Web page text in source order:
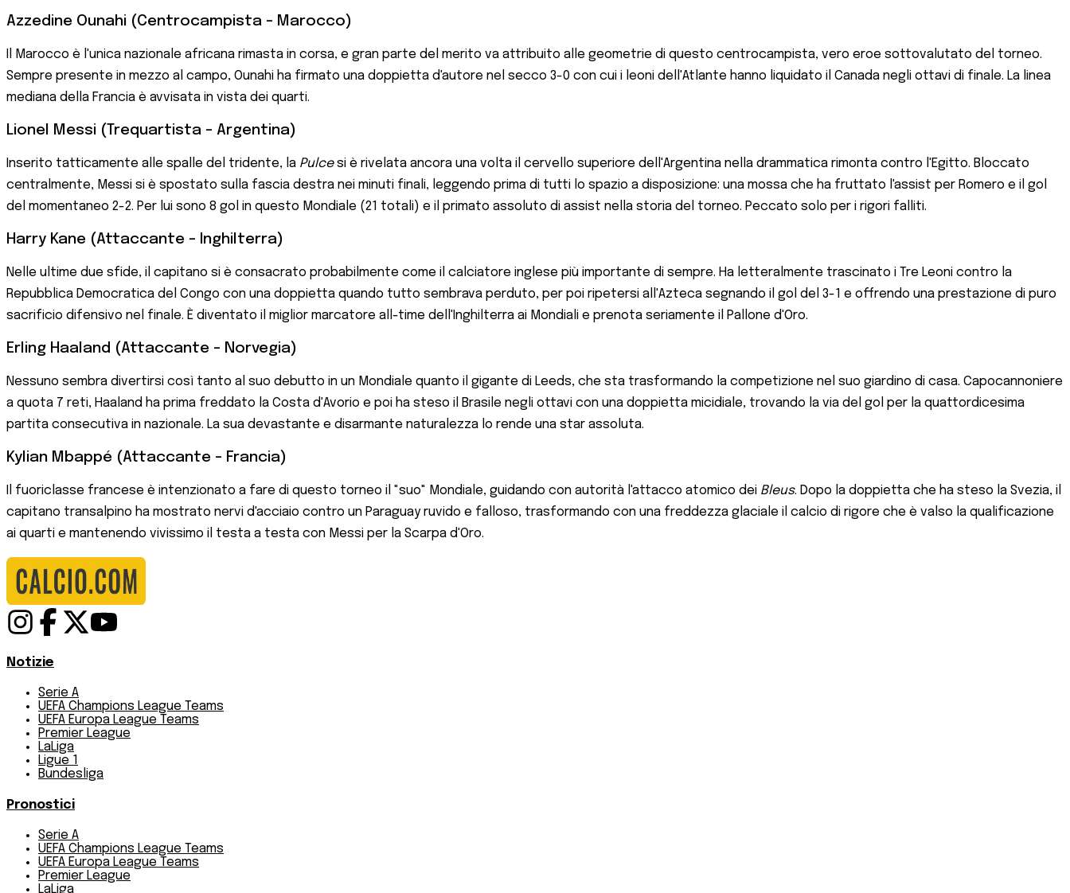
Azzedine Ounahi (Centrocampista - Marocco)
Il Marocco è l'unica nazionale africana rimasta in corsa, e gran parte del merito va attribuito alle geometrie di questo centrocampista, vero eroe sottovalutato del torneo.
Sempre presente in mezzo al campo, Ounahi ha firmato una doppietta d'autore nel secco 3-0 con cui i leoni dell'Atlante hanno liquidato il Canada negli ottavi di finale. La linea
mediana della Francia è avvisata in vista dei quarti.
Lionel Messi (Trequartista - Argentina)
Inserito tatticamente alle spalle del tridente, la Pulcesi è rivelata ancora una volta il cervello superiore dell'Argentina nella drammatica rimonta contro l'Egitto. Bloccato
centralmente, Messi si è spostato sulla fascia destra nei minuti finali, leggendo prima di tutti lo spazio a disposizione: una mossa che ha fruttato l'assist per Romero e il gol
del momentaneo 2-2. Per lui sono 8 gol in questo Mondiale (21 totali) e il primato assoluto di assist nella storia del torneo. Peccato solo per i rigori falliti.
Harry Kane (Attaccante - Inghilterra)
Nelle ultime due sfide, il capitano si è consacrato probabilmente come il calciatore inglese più importante di sempre. Ha letteralmente trascinato i Tre Leoni contro la
Repubblica Democratica del Congo con una doppietta quando tutto sembrava perduto, per poi ripetersi all'Azteca segnando il gol del 3-1 e offrendo una prestazione di puro
sacrificio difensivo nel finale. È diventato il miglior marcatore all-time dell'Inghilterra ai Mondiali e prenota seriamente il Pallone d'Oro.
Erling Haaland (Attaccante - Norvegia)
Nessuno sembra divertirsi così tanto al suo debutto in un Mondiale quanto il gigante di Leeds, che sta trasformando la competizione nel suo giardino di casa. Capocannoniere
a quota 7 reti, Haaland ha prima freddato la Costa d'Avorio e poi ha steso il Brasile negli ottavi con una doppietta micidiale, trovando la via del gol per la quattordicesima
partita consecutiva in nazionale. La sua devastante e disarmante naturalezza lo rende una star assoluta.
Kylian Mbappé (Attaccante - Francia)
Il fuoriclasse francese è intenzionato a fare di questo torneo il "suo" Mondiale, guidando con autorità l'attacco atomico dei Bleus. Dopo la doppietta che ha steso la Svezia, il
capitano transalpino ha mostrato nervi d'acciaio contro un Paraguay ruvido e falloso, trasformando con una freddezza glaciale il calcio di rigore che è valso la qualificazione
ai quarti e mantenendo vivissimo il testa a testa con Messi per la Scarpa d'Oro.
Notizie
Serie A
UEFA Champions League Teams
UEFA Europa League Teams
Premier League
LaLiga
Ligue 1
Bundesliga
Pronostici
Serie A
UEFA Champions League Teams
UEFA Europa League Teams
Premier League
LaLiga